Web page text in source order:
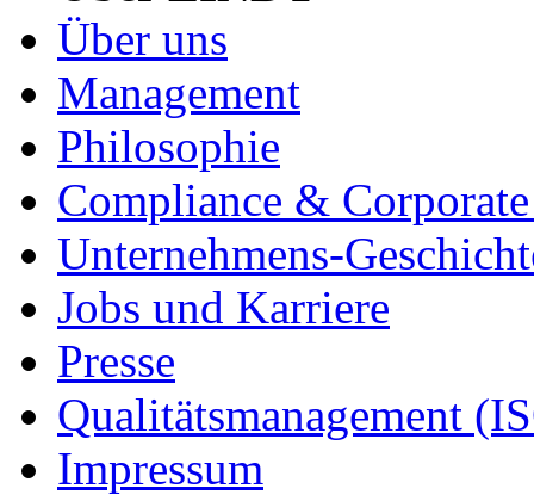
Über uns
Management
Philosophie
Compliance &
Unternehmens-
Jobs und Karriere
Presse
Qualitätsmanagement
Impressum